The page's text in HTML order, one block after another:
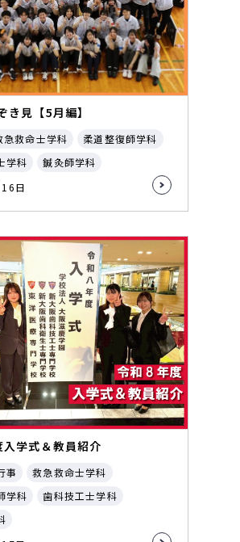
き見【5月編】
急救命士学科
柔道整復師学科
学科
鍼灸師学科
日
学式＆教員紹介
事
救急救命士学科
学科
歯科技工士学科